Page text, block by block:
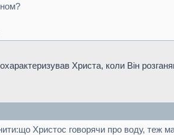
Христа, коли Він
Христос говорячи про воду, теж